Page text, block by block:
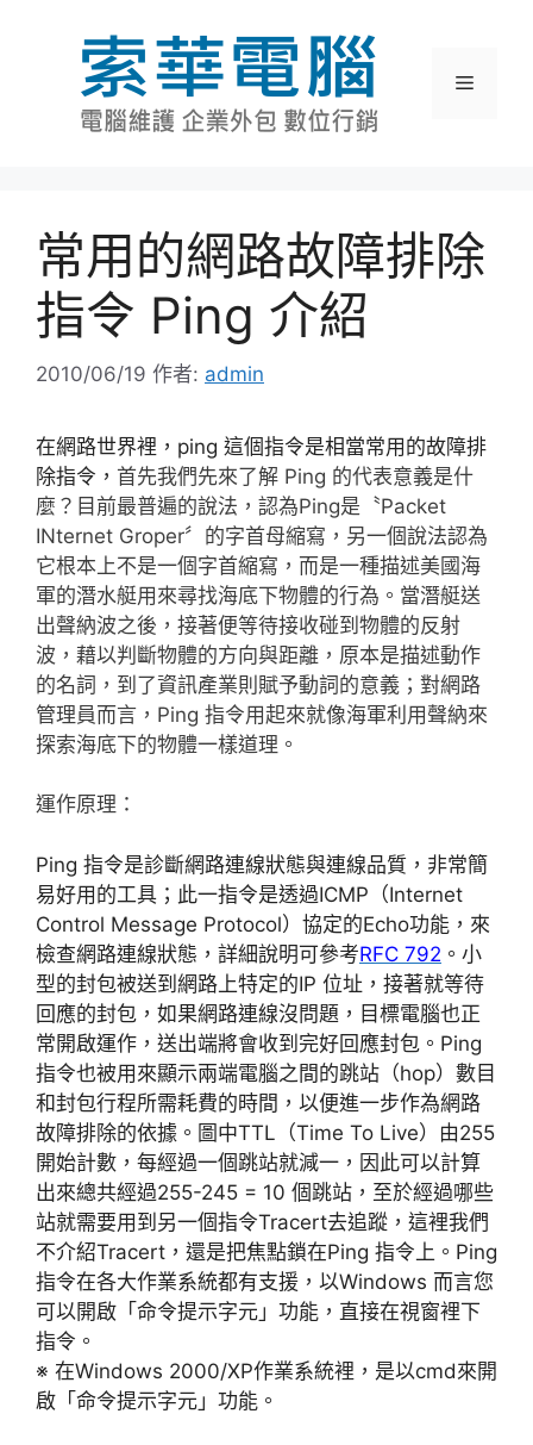
選
常用的網路故障排除
指令 Ping 介紹
2010/06/19 作者: admin
在網路世界裡，ping 這個指令是相當常用的故障排
除指令， 首先我們先來了解 Ping 的代表意義是什
麼？目前最普遍的說法，認為Ping是〝Packet
INternet Groper〞的字首母縮寫，另一個說法認為
它根本上不是一個字首縮寫，而是一種描述美國海
軍的潛水艇用來尋找海底下物體的行為。當潛艇送
出聲納波之後，接著便等待接收碰到物體的反射
波，藉以判斷物體的方向與距離，原本是描述動作
的名詞，到了資訊產業則賦予動詞的意義；對網路
管理員而言，Ping 指令用起來就像海軍利用聲納來
探索海底下的物體一樣道理。
運作原理：
Ping 指令是診斷網路連線狀態與連線品質，非常簡
易好用的工具；此一指令是透過ICMP（Internet
Control Message Protocol）協定的Echo功能，來
檢查網路連線狀態，詳細說明可參考RFC 792 。小
型的封包被送到網路上特定的IP 位址，接著就等待
回應的封包，如果網路連線沒問題，目標電腦也正
常開啟運作，送出端將會收到完好回應封包。Ping
指令也被用來顯示兩端電腦之間的跳站（hop）數目
和封包行程所需耗費的時間，以便進一步作為網路
故障排除的依據。圖中TTL（Time To Live）由255
開始計數，每經過一個跳站就減一，因此可以計算
出來總共經過255-245 = 10 個跳站，至於經過哪些
站就需要用到另一個指令Tracert去追蹤，這裡我們
不介紹Tracert，還是把焦點鎖在Ping 指令上。Ping
指令在各大作業系統都有支援，以Windows 而言您
可以開啟「命令提示字元」功能，直接在視窗裡下
指令。
※ 在Windows 2000/XP作業系統裡，是以cmd來開
啟「命令提示字元」功能。